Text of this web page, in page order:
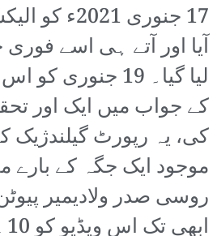
17 جنوری
آیا اور آتے ہی اسے
لیا گیا۔ 19
کے جواب میں ایک اور
کی، یہ رپورٹ گیلندژیک
موجود ایک جگہ کے بارے
روسی صدر ولادیمیر